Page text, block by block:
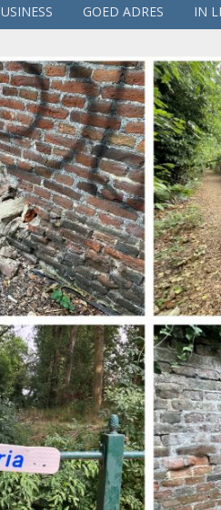
GOED ADRES IN